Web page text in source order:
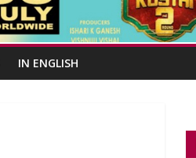
IN ENGLISH